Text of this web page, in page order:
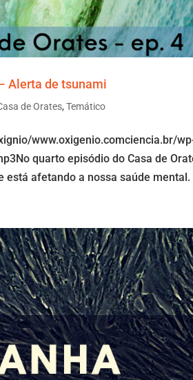
Alerta de tsunami
de Orates,Temático
www.oxigenio.comciencia.br/
quarto episódio do Casa de
afetando a nossa saúde